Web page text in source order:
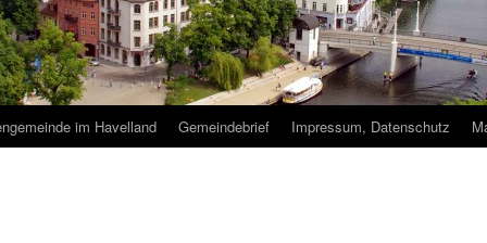
im Havelland Gemeindebrief Impressum, Datenschutz